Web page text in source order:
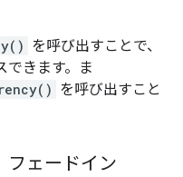
を呼び出すことで、
できます。ま
を呼び出すこと
フェードイン